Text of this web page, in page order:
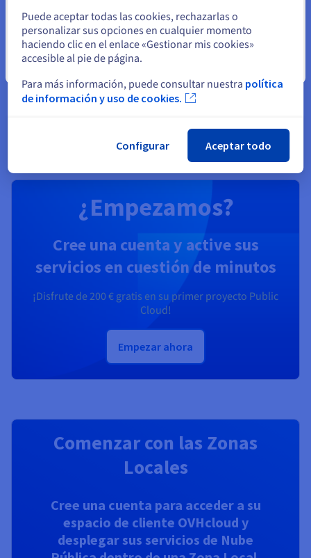
Identidad, seguridad y operaciones
Proteja, gestione y monitorice sus servicios cloud en
Descubrir Soluciones Identity, Security & Operations
¿Empezamos?
Cree una cuenta y active sus
servicios en cuestión de minutos
¡Disfrute de 200 €gratis en su primer proyecto Public
Cloud!
Empezar ahora
Comenzar con las Zonas
Locales
Cree una cuenta para acceder a su
espacio de cliente OVHcloud y
desplegar sus servicios de Nube
Puede aceptar todas las cookies, rechazarlas o
personalizar sus opciones en cualquier momento
haciendo clic en el enlace «Gestionar mis cookies»
accesible al pie de página.
Para más información, puede consultar nuestra política
de información y uso de cookies.
Configurar Aceptar todo